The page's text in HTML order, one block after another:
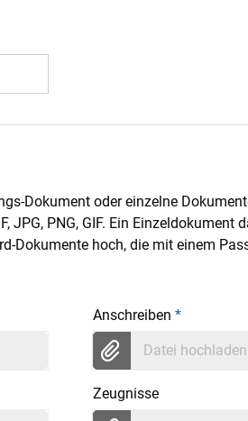
Dokument oder einzelne
JPG, PNG, GIF. Ein Einzeldokument
Dokumente hoch, die mit einem
Anschreiben*
Datei hochladen
Zeugnisse